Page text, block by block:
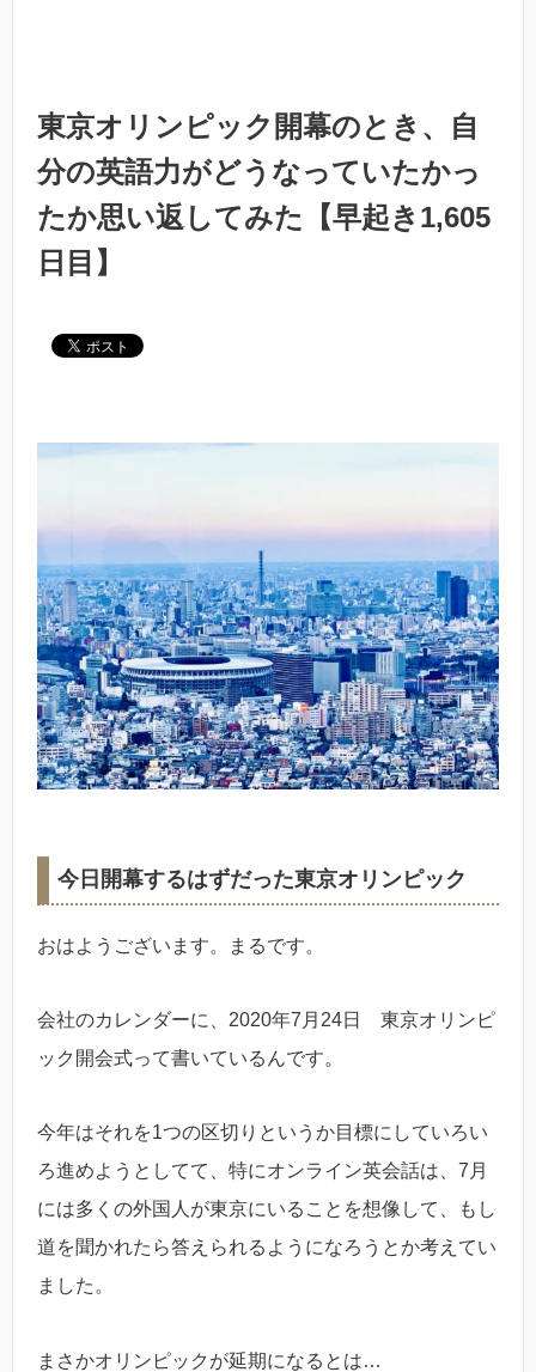
東京オリンピック開幕のとき、自
分の英語力がどうなっていたかっ
たか思い返してみた【早起き1,605
日目】
今日開幕するはずだった東京オリンピック
おはようございます。まるです。
会社のカレンダーに、2020年7月24日 東京オリンピ
ック開会式って書いているんです。
今年はそれを1つの区切りというか目標にしていろい
ろ進めようとしてて、特にオンライン英会話は、7月
には多くの外国人が東京にいることを想像して、もし
道を聞かれたら答えられるようになろうとか考えてい
ました。
まさかオリンピックが延期になるとは…